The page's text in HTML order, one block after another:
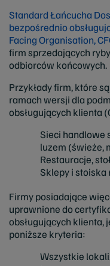
Standard Łańcucha
bezpośrednio
Facing Organisation,
firm sprzedających
odbiorców końcowych.
Przykłady firm, które
ramach wersji dla
obsługujących klienta
Sieci handlowe
luzem (świeże,
Restauracje,
Sklepy i stoiska
Firmy posiadające
uprawnione do
obsługujących klienta,
poniższe kryteria:
Wszystkie